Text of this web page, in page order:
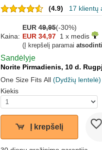
(4.9) 17 klientų
EUR 49,95(-30%)
Kaina: EUR 34,97 1 x medis
(Į krepšelį paramai
Sandėlyje
Norite Pirmadienis, 10 d.
One Size Fits All (Dydžių lentelė)
Kiekis
Į krepšelį